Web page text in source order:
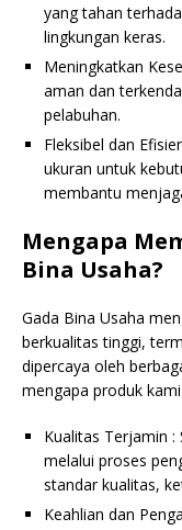
yang tahan
lingkungan keras.
Meningkatkan
aman dan
pelabuhan.
Fleksibel dan
ukuran untuk
membantu
Mengapa
Bina Usaha?
Gada Bina Usaha
berkualitas tinggi,
dipercaya oleh
mengapa produk
Kualitas Terjamin
melalui proses
standar kualitas,
Keahlian dan